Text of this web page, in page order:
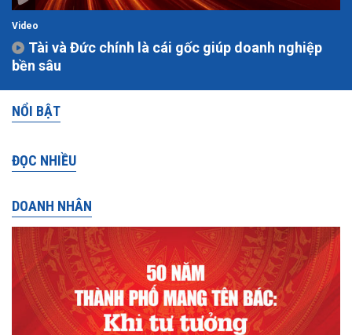
Video
Tài và Đức chính là cái gốc giúp doanh nghiệp
bền sâu
NỔI BẬT
ĐỌC NHIỀU
DOANH NHÂN